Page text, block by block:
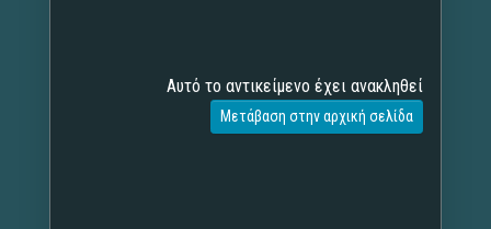
Αυτό το αντικείμενο έχει ανακληθεί
Μετάβαση στην αρχική σελίδα